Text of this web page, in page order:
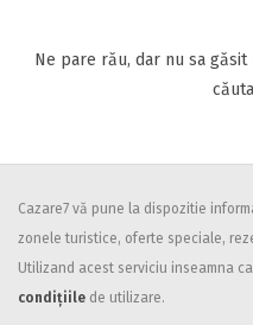
Selecteaza pretul
Facilități
Internet wireless
Parcare
Ne pare rău, dar nu sa
Cazare7 vă pune la dispozitie
zonele turistice, oferte speciale,
Utilizand acest serviciu inseamna
condițiile de utilizare.